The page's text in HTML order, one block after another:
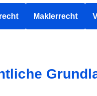
Maklerrecht